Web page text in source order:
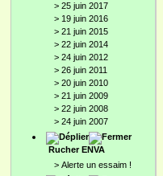
> 25 juin 2017
> 19 juin 2016
> 21 juin 2015
> 22 juin 2014
> 24 juin 2012
> 26 juin 2011
> 20 juin 2010
> 21 juin 2009
> 22 juin 2008
> 24 juin 2007
Rucher ENVA
> Alerte un essaim !